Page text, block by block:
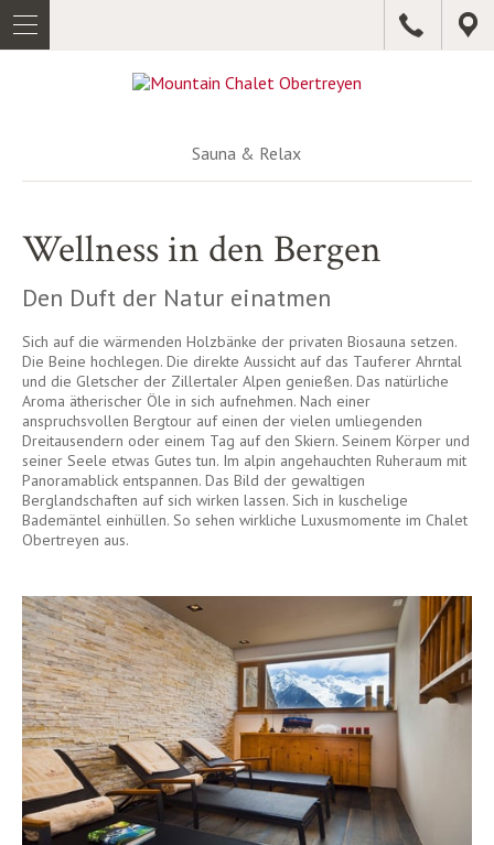
DEU
ITA
RELAX
LAGE
SOMMER
WINTER
PREISE
INFO
SERVICE
Anfragen
Sauna & Relax
Wellness in den Bergen
Den Duft der Natur einatmen
Sich auf die wärmenden Holzbänke der privaten Biosauna setzen.
Die Beine hochlegen. Die direkte Aussicht auf das Tauferer Ahrntal
und die Gletscher der Zillertaler Alpen genießen. Das natürliche
Aroma ätherischer Öle in sich aufnehmen. Nach einer
anspruchsvollen Bergtour auf einen der vielen umliegenden
Dreitausendern oder einem Tag auf den Skiern. Seinem Körper und
seiner Seele etwas Gutes tun. Im alpin angehauchten Ruheraum mit
Panoramablick entspannen. Das Bild der gewaltigen
Berglandschaften auf sich wirken lassen. Sich in kuschelige
Bademäntel einhüllen. So sehen wirkliche Luxusmomente im Chalet
Obertreyen aus.